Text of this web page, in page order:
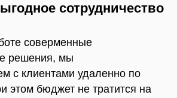
сотрудничество
соверменные
решения, мы
с клиентами удаленно по
этом бюджет не тратится на